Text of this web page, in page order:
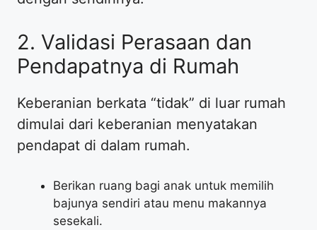
​2. Validasi Perasaan dan
Pendapatnya di Rumah
​Keberanian berkata “tidak” di luar rumah
dimulai dari keberanian menyatakan
pendapat di dalam rumah.
​Berikan ruang bagi anak untuk memilih
bajunya sendiri atau menu makannya
sesekali.